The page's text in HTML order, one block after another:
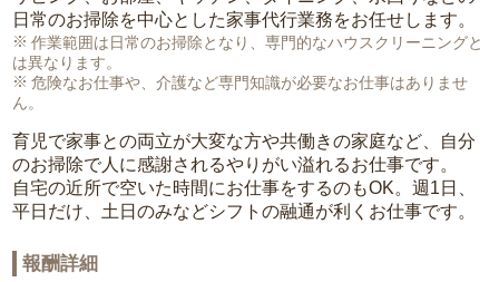
日常のお掃除を中心とした家事代行業務をお任せします。
作業範囲は日常のお掃除となり、専門的なハウスクリーニングと
は異なります。
危険なお仕事や、介護など専門知識が必要なお仕事はありませ
ん。
育児で家事との両立が大変な方や共働きの家庭など、自分
のお掃除で人に感謝されるやりがい溢れるお仕事です。
自宅の近所で空いた時間にお仕事をするのもOK。週1日、
平日だけ、土日のみなどシフトの融通が利くお仕事です。
報酬詳細